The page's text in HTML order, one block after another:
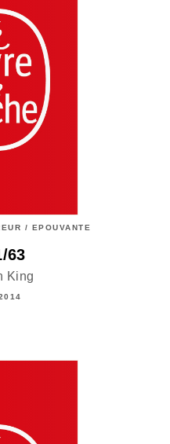
/ EPOUVANTE
63
King